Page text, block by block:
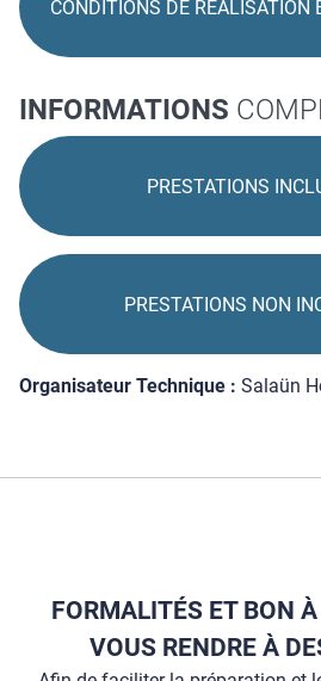
CONDITIONS DE RÉALISATION
INFORMATIONS
PRESTATIONS
PRESTATIONS NON
Organisateur Technique : Salaün
FORMALITÉS ET BON
VOUS RENDRE À